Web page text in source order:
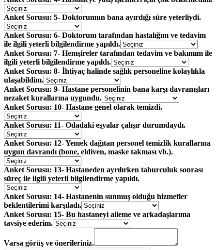
Anket Sorusu: 5- Doktorumun bana ayırdığı süre yeterliydi.
Anket Sorusu: 6- Doktorum tarafından hastalığım ve tedavim
ile ilgili yeterli bilgilendirme yapıldı.
Anket Sorusu: 7- Hemşireler tarafından tedavim ve bakımım ile
ilgili yeterli bilgilendirme yapıldı.
Anket Sorusu: 8- İhtiyaç halinde sağlık personeline kolaylıkla
ulaşabildim.
Anket Sorusu: 9- Hastane personelinin bana karşı davranışları
nezaket kurallarına uygundu.
Anket Sorusu: 10- Hastane genel olarak temizdi.
Anket Sorusu: 11- Odadaki eşyalar çalışır durumdaydı.
Anket Sorusu: 12- Yemek dağıtan personel temizlik kurallarına
uygun davrandı (bone, eldiven, maske takması vb.).
Anket Sorusu: 13- Hastaneden ayrılırken taburculuk sonrası
süreç ile ilgili yeterli bilgilendirme yapıldı.
Anket Sorusu: 14- Hastanenin sunmuş olduğu hizmetler
beklentilerimi karşıladı.
Anket Sorusu: 15- Bu hastaneyi aileme ve arkadaşlarıma
tavsiye ederim.
Varsa görüş ve önerileriniz.